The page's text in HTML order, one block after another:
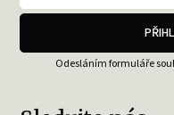
Odesláním formuláře